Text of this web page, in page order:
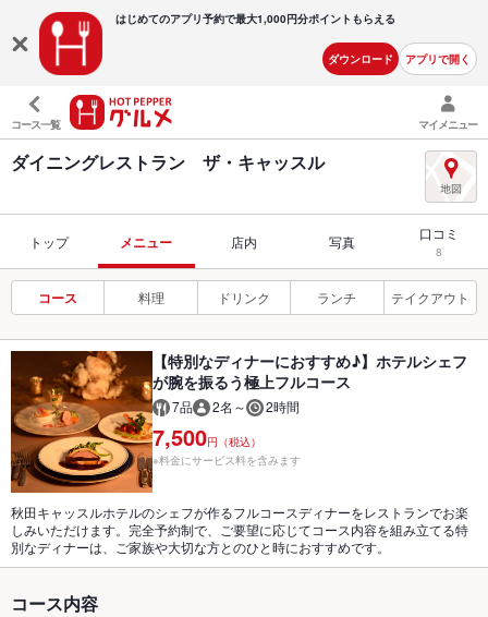
はじめてのアプリ予約で最大1,000円分ポイントもらえる
ダウンロード アプリで開く
コース一覧 マイメニュー
ダイニングレストラン ザ・キャッスル
トップ メニュー 店内 写真 口コミ
8
コース 料理 ドリンク ランチ テイクアウト
【特別なディナーにおすすめ♪】ホテルシェフ
が腕を振るう極上フルコース
7品 2名～ 2時間
7,500円（税込）
※料金にサービス料を含みます
秋田キャッスルホテルのシェフが作るフルコースディナーをレストランでお楽
しみいただけます。完全予約制で、ご要望に応じてコース内容を組み立てる特
別なディナーは、ご家族や大切な方とのひと時におすすめです。
コース内容